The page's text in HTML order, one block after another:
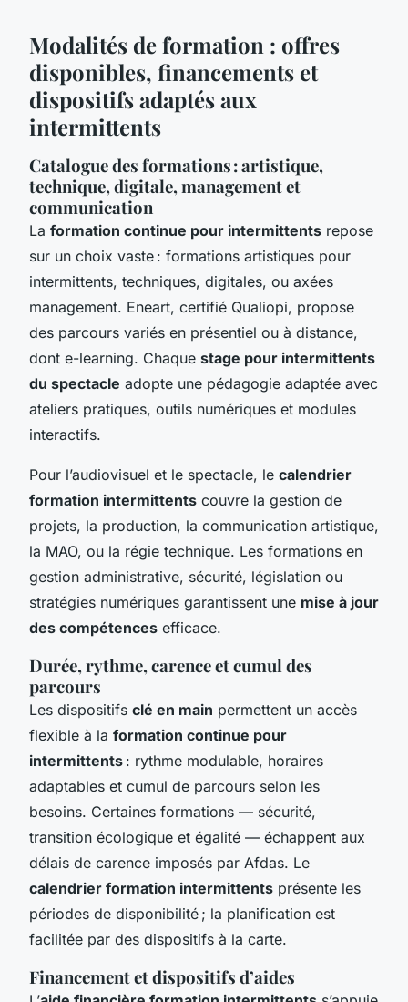
Modalités de formation : offres
disponibles, financements et
dispositifs adaptés aux
intermittents
Catalogue des formations : artistique,
technique, digitale, management et
communication
La formation continue pour intermittents repose
sur un choix vaste : formations artistiques pour
intermittents, techniques, digitales, ou axées
management. Eneart, certifié Qualiopi, propose
des parcours variés en présentiel ou à distance,
dont e-learning. Chaque stage pour intermittents
du spectacle adopte une pédagogie adaptée avec
ateliers pratiques, outils numériques et modules
interactifs.
Pour l’audiovisuel et le spectacle, le calendrier
formation intermittents couvre la gestion de
projets, la production, la communication artistique,
la MAO, ou la régie technique. Les formations en
gestion administrative, sécurité, législation ou
stratégies numériques garantissent une mise à jour
des compétences efficace.
Durée, rythme, carence et cumul des
parcours
Les dispositifs clé en main permettent un accès
flexible à la formation continue pour
intermittents : rythme modulable, horaires
adaptables et cumul de parcours selon les
besoins. Certaines formations — sécurité,
transition écologique et égalité — échappent aux
délais de carence imposés par Afdas. Le
calendrier formation intermittents présente les
périodes de disponibilité ; la planification est
facilitée par des dispositifs à la carte.
Financement et dispositifs d’aides